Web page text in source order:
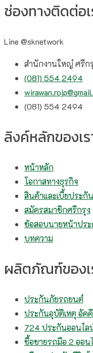
ช่องทางติดต่อเ
Line @sknetwork
สำนักงานใหญ๋ ศรีก
(081) 554 2494​
(081) 554 2494​
ลิงค์หลักของเร
หน้าหลัก
โอกาสทางธุรกิจ
สินค้าและเบี้ยประกัน
สมัครสมาชิกศรีกรุง
ข้อสอบนายหน้าปร
บทความ
ผลิตภัณฑ์ของเ
ประกันภัยรถยนต์
ประกันอุบัติเหตุ อัค
724 ประกันออนไล
ซื้อขายรถมือ 2 ออน